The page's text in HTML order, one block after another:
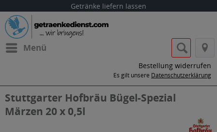
Getränke liefern lassen
Menü
Bestellung widerrufen
Es gilt unsere Datenschutzerklärung
Stuttgarter Hofbräu Bügel-Spezial
Märzen 20 x 0,5l